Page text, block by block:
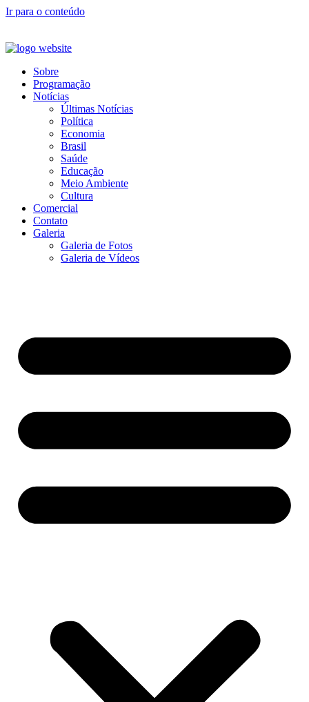
Ir para o conteúdo
Sobre
Programação
Notícias
Últimas Notícias
Política
Economia
Brasil
Saúde
Educação
Meio Ambiente
Cultura
Comercial
Contato
Galeria
Galeria de Fotos
Galeria de Vídeos